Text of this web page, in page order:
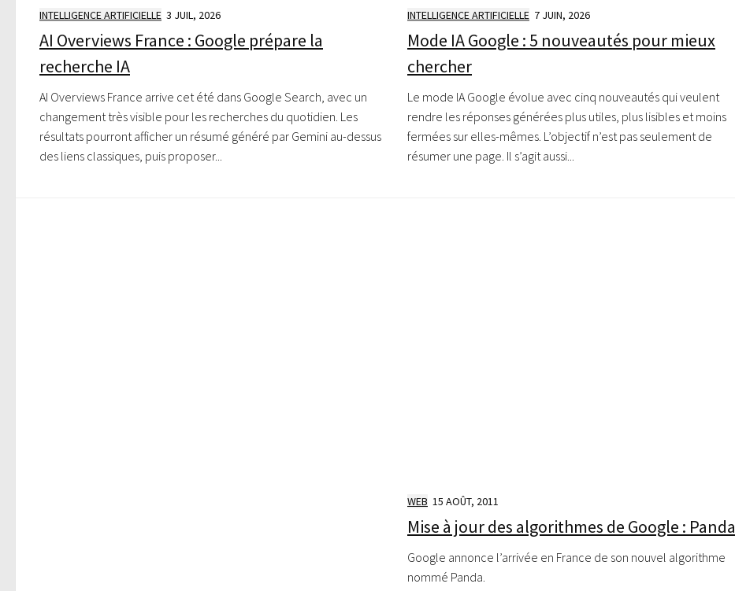
INTELLIGENCE ARTIFICIELLE 3 JUIL, 2026
AI Overviews France : Google prépare la
recherche IA
AI Overviews France arrive cet été dans Google Search, avec un
changement très visible pour les recherches du quotidien. Les
résultats pourront afficher un résumé généré par Gemini au-dessus
des liens classiques, puis proposer...
INTELLIGENCE ARTIFICIELLE 7 JUIN, 2026
Mode IA Google : 5 nouveautés pour mieux
chercher
Le mode IA Google évolue avec cinq nouveautés qui veulent
rendre les réponses générées plus utiles, plus lisibles et moins
fermées sur elles-mêmes. L’objectif n’est pas seulement de
résumer une page. Il s’agit aussi...
WEB 15 AOÛT, 2011
Mise à jour des algorithmes de Google : Panda
Google annonce l’arrivée en France de son nouvel algorithme
nommé Panda.